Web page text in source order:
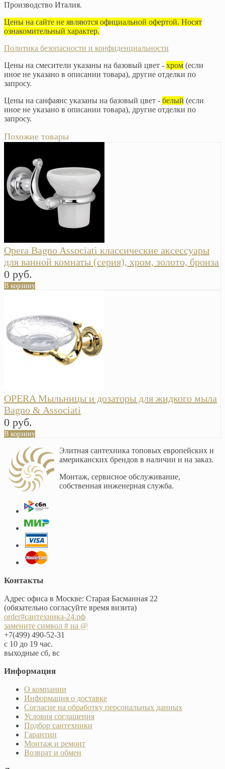
Производство Италия.
Цены на сайте не являются официальной офертой. Носят
ознакомительный характер.
Политика безопасности и конфиденциальности
Цены на смесители указаны на базовый цвет - хром (если
иное не указано в описании товара), другие отделки по
запросу.
Цены на санфаянс указаны на базовый цвет - белый (если
иное не указано в описании товара), другие отделки по
запросу.
Похожие товары
Opera Bagno Associati классические аксессуары
для ванной комнаты (серия), хром, золото, бронза
0 руб.
В корзину
OPERA Мыльницы и дозаторы для жидкого мыла
Bagno & Associati
0 руб.
В корзину
Элитная сантехника топовых европейских и
американских брендов в наличии и на заказ.
Монтаж, сервисное обслуживание,
собственная инженерная служба.
Контакты
Адрес офиса в Москве: Старая Басманная 22
(обязательно согласуйте время визита)
order#сантехника-24.рф
замените символ # на @
+7(499) 490-52-31
с 10 до 19 час.
выходные сб, вс
Информация
О компании
Информация о доставке
Согласие на обработку персональных данных
Условия соглашения
Подбор сантехники
Гарантии
Монтаж и ремонт
Возврат и обмен